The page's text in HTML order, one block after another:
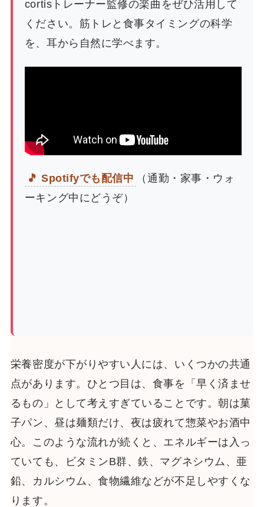
cortisトレーナー監修の楽曲をぜひ活用して
ください。筋トレと食事タイミングの科学
を、耳から自然に学べます。
🎵 Spotifyでも配信中
（通勤・家事・ウォ
ーキング中にどうぞ）
栄養密度が下がりやすい人には、いくつかの共通
点があります。ひとつ目は、食事を「早く済ませ
るもの」として考えすぎていることです。朝は菓
子パン、昼は麺類だけ、夜は疲れて惣菜やお酒中
心。このような流れが続くと、エネルギーは入っ
ていても、ビタミンB群、鉄、マグネシウム、亜
鉛、カルシウム、食物繊維などが不足しやすくな
ります。